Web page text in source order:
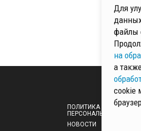
ПОЛИТИКА ОБРАБОТКИ
ПЕРСОНАЛЬНЫХ ДАННЫХ
НОВОСТИ
Для
файлы
на
а
cookie